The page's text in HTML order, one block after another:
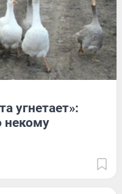
угнетает»:
некому